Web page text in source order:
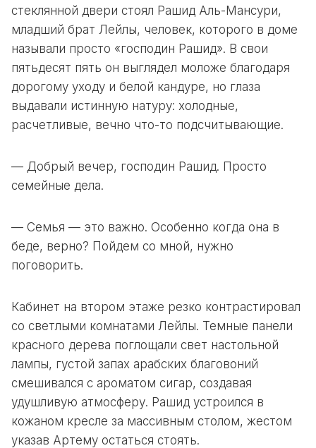
стеклянной двери стоял Рашид Аль-Мансури,
младший брат Лейлы, человек, которого в доме
называли просто «господин Рашид». В свои
пятьдесят пять он выглядел моложе благодаря
дорогому уходу и белой кандуре, но глаза
выдавали истинную натуру: холодные,
расчетливые, вечно что-то подсчитывающие.
— Добрый вечер, господин Рашид. Просто
семейные дела.
— Семья — это важно. Особенно когда она в
беде, верно? Пойдем со мной, нужно
поговорить.
Кабинет на втором этаже резко контрастировал
со светлыми комнатами Лейлы. Темные панели
красного дерева поглощали свет настольной
лампы, густой запах арабских благовоний
смешивался с ароматом сигар, создавая
удушливую атмосферу. Рашид устроился в
кожаном кресле за массивным столом, жестом
указав Артему остаться стоять.